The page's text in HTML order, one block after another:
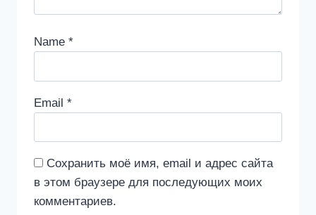
Name *
Email *
Сохранить моё имя, email и адрес сайта
в этом браузере для последующих моих
комментариев.